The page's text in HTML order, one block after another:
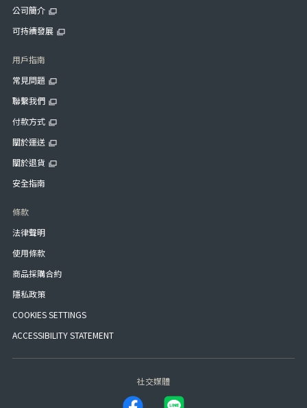
公司簡介
可持續發展
用戶指南
常見問題
聯繫我們
付款方式
關於運送
關於退貨
安全指南
條款
法律聲明
使用條款
商品採購合約
隱私政策
COOKIES SETTINGS
ACCESSIBILITY STATEMENT
社交媒體